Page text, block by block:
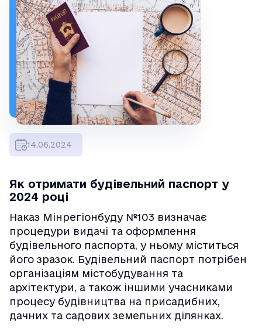
14.06.2024
Як отримати будівельний паспорт у
2024 році
Наказ Мінрегіонбуду №103 визначає
процедури видачі та оформлення
будівельного паспорта, у ньому міститься
його зразок. Будівельний паспорт потрібен
організаціям містобудування та
архітектури, а також іншими учасниками
процесу будівництва на присадибних,
дачних та садових земельних ділянках.